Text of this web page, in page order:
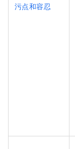
污点和容忍